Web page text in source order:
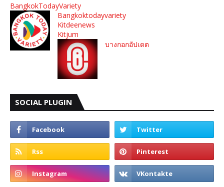
BangkokTodayVariety
Bangkoktodayvariety
Kitdeenews
Kitjum
บางกอกอัปเดต
SOCIAL PLUGIN